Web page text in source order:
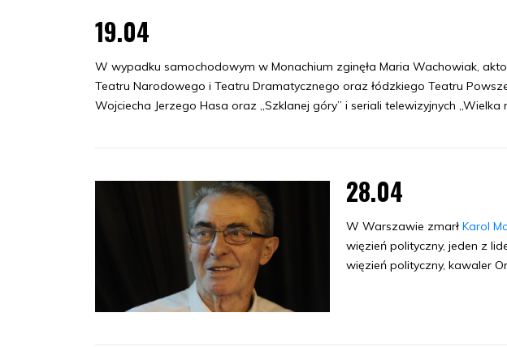
19.04
W wypadku samochodowym w Monachium zginęła Maria Wachowiak,
Teatru Narodowego i Teatru Dramatycznego oraz łódzkiego Teatru
Wojciecha Jerzego Hasa oraz „Szklanej góry” i seriali telewizyjnych „Wielka
28.04
W Warszawie zmarł Karol
więzień polityczny, jeden z
więzień polityczny, kawaler